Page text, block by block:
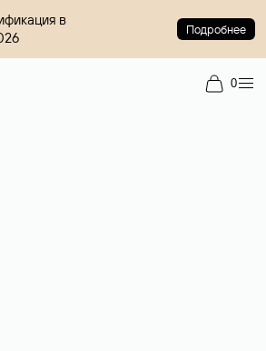
в
Подробнее
0